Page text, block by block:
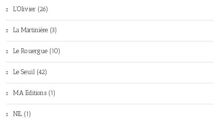
L'Olivier (26)
La Martinière (3)
Le Rouergue (10)
Le Seuil (42)
MA Editions (1)
NIL (1)